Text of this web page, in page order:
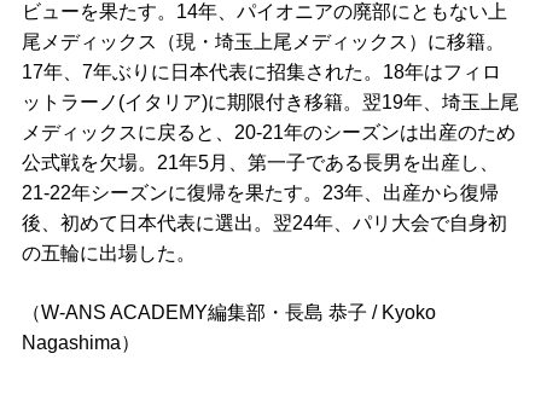
ビューを果たす。14年、パイオニアの廃部にともない上
尾メディックス（現・埼玉上尾メディックス）に移籍。
17年、7年ぶりに日本代表に招集された。18年はフィロ
ットラーノ(イタリア)に期限付き移籍。翌19年、埼玉上尾
メディックスに戻ると、20-21年のシーズンは出産のため
公式戦を欠場。21年5月、第一子である長男を出産し、
21-22年シーズンに復帰を果たす。23年、出産から復帰
後、初めて日本代表に選出。翌24年、パリ大会で自身初
の五輪に出場した。
（W-ANS ACADEMY編集部・長島 恭子 / Kyoko
Nagashima）